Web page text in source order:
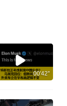
00'42''